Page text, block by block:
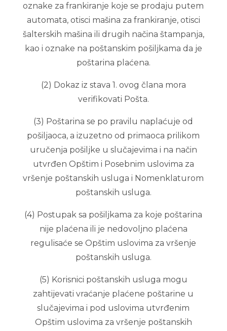
oznake za frankiranje koje se prodaju putem
automata, otisci mašina za frankiranje, otisci
šalterskih mašina ili drugih načina štampanja,
kao i oznake na poštanskim pošiljkama da je
poštarina plaćena.
(2) Dokaz iz stava 1. ovog člana mora
verifikovati Pošta.
(3) Poštarina se po pravilu naplaćuje od
pošiljaoca, a izuzetno od primaoca prilikom
uručenja pošiljke u slučajevima i na način
utvrđen Opštim i Posebnim uslovima za
vršenje poštanskih usluga i Nomenklaturom
poštanskih usluga.
(4) Postupak sa pošiljkama za koje poštarina
nije plaćena ili je nedovoljno plaćena
regulisaće se Opštim uslovima za vršenje
poštanskih usluga.
(5) Korisnici poštanskih usluga mogu
zahtijevati vraćanje plaćene poštarine u
slučajevima i pod uslovima utvrđenim
Opštim uslovima za vršenje poštanskih